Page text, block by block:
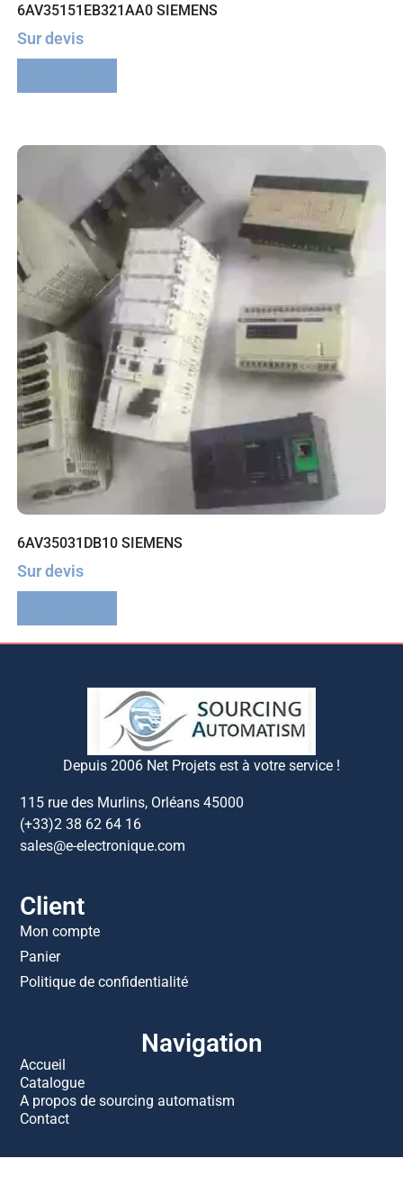
6AV35151EB321AA0 SIEMENS
Sur devis
6AV35031DB10 SIEMENS
Sur devis
Depuis 2006 Net Projets est à votre service !
115 rue des Murlins, Orléans 45000
(+33)2 38 62 64 16
sales@e-electronique.com
Client
Mon compte
Panier
Politique de confidentialité
Navigation
Accueil
Catalogue
A propos de sourcing automatism
Contact